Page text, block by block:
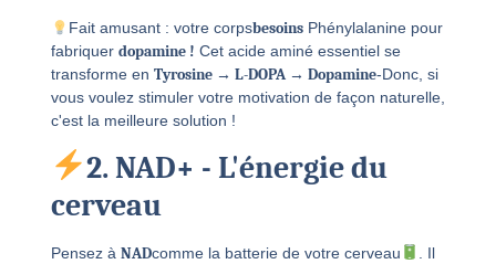
Fait amusant : votre corpsbesoinsPhénylalanine pour
fabriquer dopamine ! Cet acide aminé essentiel se
transforme en Tyrosine → L-DOPA → Dopamine-Donc, si
vous voulez stimuler votre motivation de façon naturelle,
c'est la meilleure solution !
2. NAD+ - L'énergie du
cerveau
Pensez à NADcomme la batterie de votre cerveau
. Il